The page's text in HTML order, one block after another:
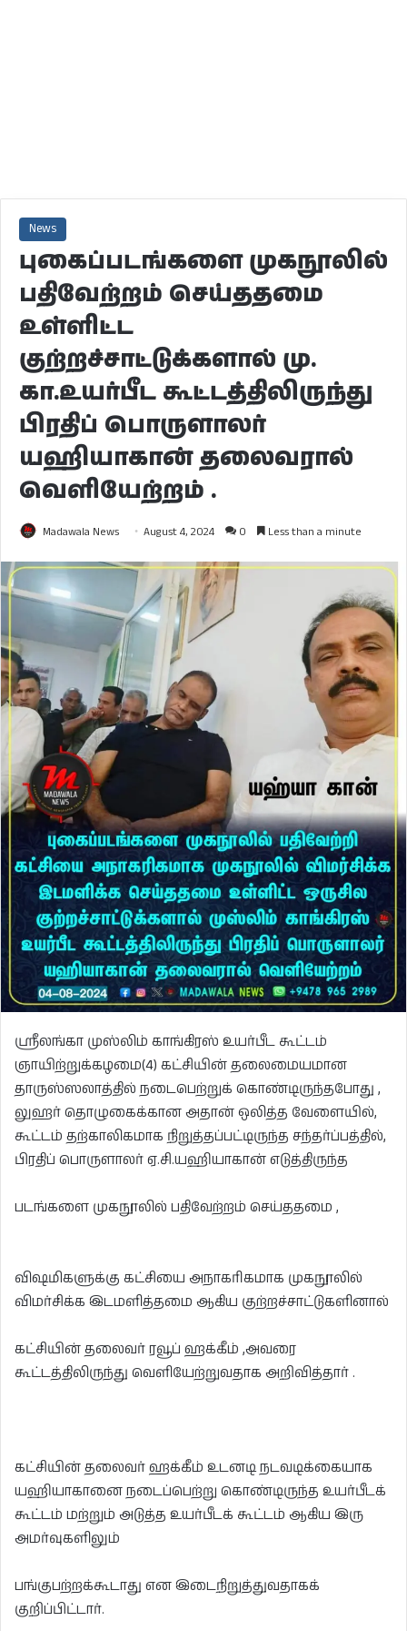
News
புகைப்படங்களை முகநூலில்
பதிவேற்றம் செய்ததமை
உள்ளிட்ட
குற்றச்சாட்டுக்களால் மு.
கா.உயர்பீட கூட்டத்திலிருந்து
பிரதிப் பொருளாலர்
யஹியாகான் தலைவரால்
வெளியேற்றம் .
Madawala News August 4, 2024 0 Less than a minute
ஸ்ரீலங்கா முஸ்லிம் காங்கிரஸ் உயர்பீட கூட்டம்
ஞாயிற்றுக்கழமை(4) கட்சியின் தலைமையமான
தாருஸ்ஸலாத்தில் நடைபெற்றுக் கொண்டிருந்தபோது ,
லுஹர் தொழுகைக்கான அதான் ஒலித்த வேளையில்,
கூட்டம் தற்காலிகமாக நிறுத்தப்பட்டிருந்த சந்தர்ப்பத்தில்,
பிரதிப் பொருளாலர் ஏ.சி.யஹியாகான் எடுத்திருந்த
படங்களை முகநூலில் பதிவேற்றம் செய்ததமை ,
விஷமிகளுக்கு கட்சியை அநாகரிகமாக முகநூலில்
விமர்சிக்க இடமளித்தமை ஆகிய குற்றச்சாட்டுகளினால்
கட்சியின் தலைவர் ரவூப் ஹக்கீம் ,அவரை
கூட்டத்திலிருந்து வெளியேற்றுவதாக அறிவித்தார் .
கட்சியின் தலைவர் ஹக்கீம் உடனடி நடவடிக்கையாக
யஹியாகானை நடைப்பெற்று கொண்டிருந்த உயர்பீடக்
கூட்டம் மற்றும் அடுத்த உயர்பீடக் கூட்டம் ஆகிய இரு
அமர்வுகளிலும்
பங்குபற்றக்கூடாது என இடைநிறுத்துவதாகக்
குறிப்பிட்டார்.